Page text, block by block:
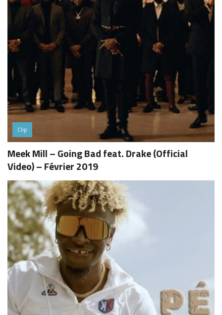
Clip
Meek Mill – Going Bad feat. Drake (Official
Video) – Février 2019